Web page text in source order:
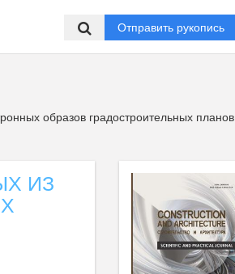
Отправить рукопись
образов градостроительных планов
ИЗ